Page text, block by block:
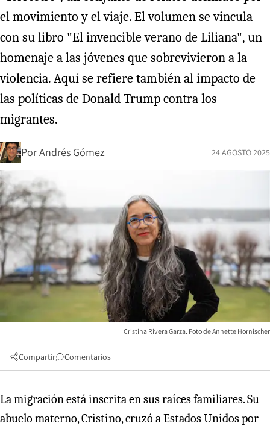
el movimiento y el viaje. El volumen se vincula
con su libro "El invencible verano de Liliana", un
homenaje a las jóvenes que sobrevivieron a la
violencia. Aquí se refiere también al impacto de
las políticas de Donald Trump contra los
migrantes.
PorAndrés Gómez 24 AGOSTO 2025
Cristina Rivera Garza. Foto de Annette Hornischer
Compartir Comentarios
La migración está inscrita en sus raíces familiares. Su
abuelo materno, Cristino, cruzó a Estados Unidos por